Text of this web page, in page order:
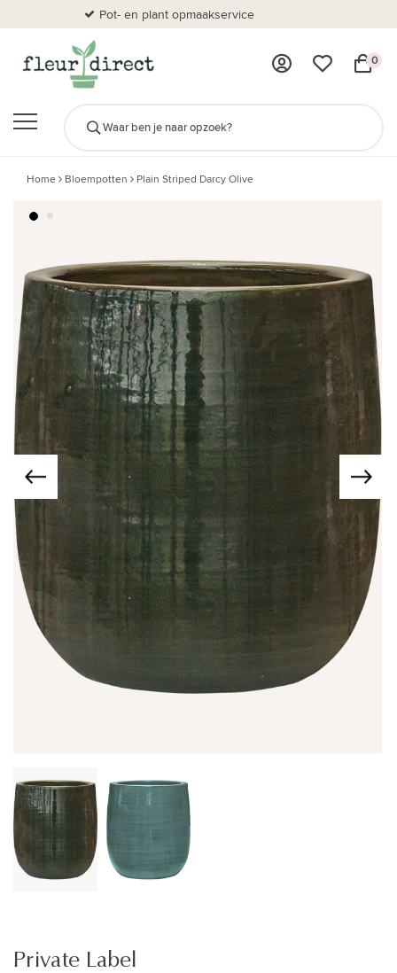
Pot- en plant opmaakservice
0
Home Bloempotten Plain Striped Darcy Olive
Private Label